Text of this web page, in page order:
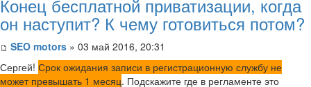
Конец бесплатной приватизации, когда
он наступит? К чему готовиться потом?
SEO motors » 03 май 2016, 20:31
Сергей! Срок ожидания записи в регистрационную службу не
может превышать 1 месяц. Подскажите где в регламенте это